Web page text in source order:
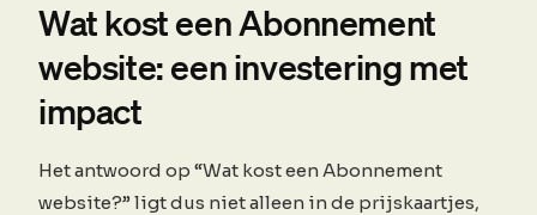
Wat kost een Abonnement
website: een investering met
impact
Het antwoord op “Wat kost een Abonnement
website?” ligt dus niet alleen in de prijskaartjes,